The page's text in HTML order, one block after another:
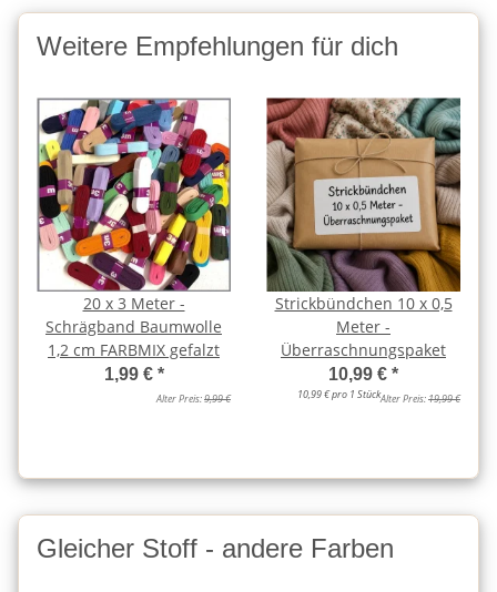
Weitere Empfehlungen für dich
20 x 3 Meter -
Schrägband Baumwolle
1,2 cm FARBMIX gefalzt
1,99 € *
Alter Preis:9,99 €
Strickbündchen 10 x 0,5
Meter -
Überraschnungspaket
10,99 € *
10,99 € pro 1 StückAlter Preis:19,99 €
Gleicher Stoff - andere Farben